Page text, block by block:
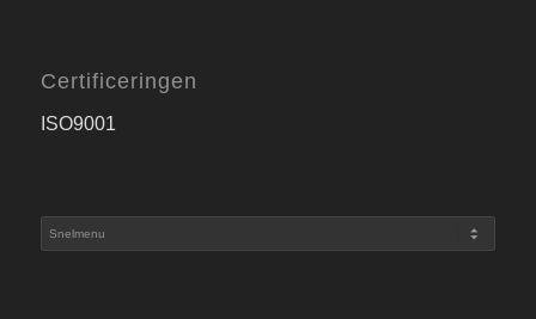
Certificeringen
ISO9001